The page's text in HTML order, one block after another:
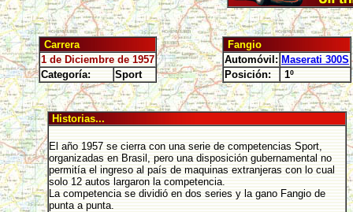
Carrera
1 de Diciembre de 1957
Categoría:
Sport
Fangio
Automóvil: Maserati 300S
Posición:
1º
Historias...
El año 1957 se cierra con una serie de competencias Sport,
organizadas en Brasil, pero una disposición gubernamental no
permitía el ingreso al país de maquinas extranjeras con lo cual
solo 12 autos largaron la competencia.
La competencia se dividió en dos series y la gano Fangio de
punta a punta.